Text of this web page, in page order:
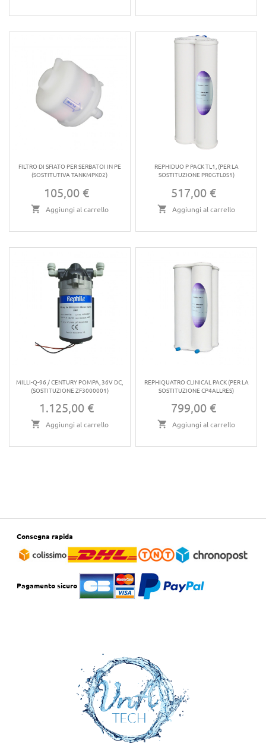
FILTRO DI SFIATO PER SERBATOI IN PE
(SOSTITUTIVA TANKMPK02)
Prezzo
105,00 €
Aggiungi al carrello
REPHIDUO P PACK TL1, (PER LA
SOSTITUZIONE PR0GTL0S1)
Prezzo
517,00 €
Aggiungi al carrello
MILLI-Q-96 / CENTURY POMPA, 36V DC,
(SOSTITUZIONE ZF3000001)
Prezzo
1.125,00 €
Aggiungi al carrello
REPHIQUATRO CLINICAL PACK (PER LA
SOSTITUZIONE CP4ALLRES)
Prezzo
799,00 €
Aggiungi al carrello
Consegna rapida
Pagamento sicuro